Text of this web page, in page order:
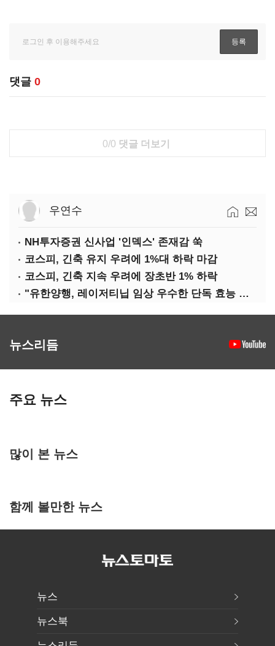
댓글 0
0/0 댓글 더보기
우연수
NH투자증권 신사업 '인덱스' 존재감 쑥
코스피, 긴축 유지 우려에 1%대 하락 마감
코스피, 긴축 지속 우려에 장초반 1% 하락
"유한양행, 레이저티닙 임상 우수한 단독 효능 입증"-대신
뉴스리듬
주요 뉴스
많이 본 뉴스
함께 볼만한 뉴스
뉴스
뉴스북